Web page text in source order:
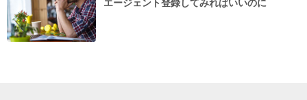
エージェント登録してみればいいのに